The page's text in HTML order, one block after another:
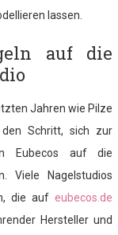
lassen.
auf die
Jahren wie Pilze
Schritt, sich zur
Eubecos auf die
Viele Nagelstudios
die aufeubecos.de
Hersteller und